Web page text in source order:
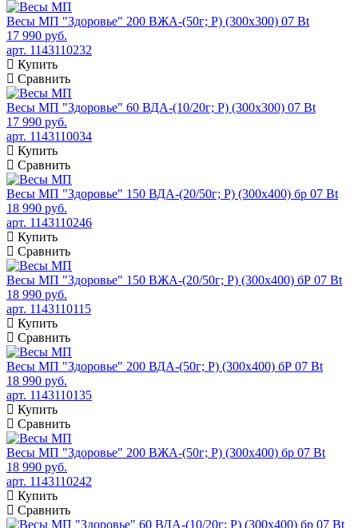
Весы МП "Здоровье" 200 ВЖА-(50г; Р) (300х300) 07 Bt
17 990 руб.
арт. 1143110232
Купить
Сравнить
Весы МП "Здоровье" 60 ВДА-(10/20г; Р) (300х300) 07 Bt
17 990 руб.
арт. 1143110034
Купить
Сравнить
Весы МП "Здоровье" 150 ВДА-(20/50г; Р) (300х400) бр 07 Bt
18 990 руб.
арт. 1143110246
Купить
Сравнить
Весы МП "Здоровье" 150 ВЖА-(20/50г; Р) (300х400) бР 07 Bt
18 990 руб.
арт. 1143110115
Купить
Сравнить
Весы МП "Здоровье" 200 ВДА-(50г; Р) (300х400) бР 07 Bt
18 990 руб.
арт. 1143110135
Купить
Сравнить
Весы МП "Здоровье" 200 ВЖА-(50г; Р) (300х400) бр 07 Bt
18 990 руб.
арт. 1143110242
Купить
Сравнить